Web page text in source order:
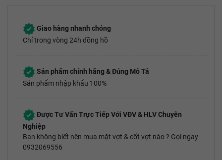
Giao hàng nhanh chóng
Chỉ trong vòng 24h đồng hồ
Sản phẩm chính hãng & Đúng Mô Tả
Sản phẩm nhập khẩu 100%
Được Tư Vấn Trực Tiếp Với VĐV & HLV Chuyên
Nghiệp
Bạn không biết nên mua mặt vợt & cốt vợt nào ? Gọi ngay
0932069556